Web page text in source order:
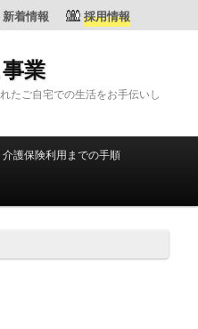
新着情報 採用情報
業
たご自宅での生活をお手伝いし
介護保険利用までの手順